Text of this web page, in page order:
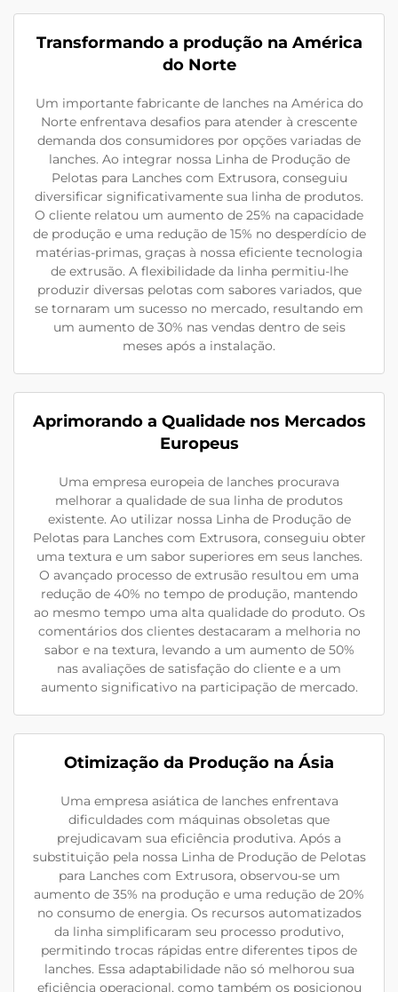
Transformando a produção na América
do Norte
Um importante fabricante de lanches na América do
Norte enfrentava desafios para atender à crescente
demanda dos consumidores por opções variadas de
lanches. Ao integrar nossa Linha de Produção de
Pelotas para Lanches com Extrusora, conseguiu
diversificar significativamente sua linha de produtos.
O cliente relatou um aumento de 25% na capacidade
de produção e uma redução de 15% no desperdício de
matérias-primas, graças à nossa eficiente tecnologia
de extrusão. A flexibilidade da linha permitiu-lhe
produzir diversas pelotas com sabores variados, que
se tornaram um sucesso no mercado, resultando em
um aumento de 30% nas vendas dentro de seis
meses após a instalação.
Aprimorando a Qualidade nos Mercados
Europeus
Uma empresa europeia de lanches procurava
melhorar a qualidade de sua linha de produtos
existente. Ao utilizar nossa Linha de Produção de
Pelotas para Lanches com Extrusora, conseguiu obter
uma textura e um sabor superiores em seus lanches.
O avançado processo de extrusão resultou em uma
redução de 40% no tempo de produção, mantendo
ao mesmo tempo uma alta qualidade do produto. Os
comentários dos clientes destacaram a melhoria no
sabor e na textura, levando a um aumento de 50%
nas avaliações de satisfação do cliente e a um
aumento significativo na participação de mercado.
Otimização da Produção na Ásia
Uma empresa asiática de lanches enfrentava
dificuldades com máquinas obsoletas que
prejudicavam sua eficiência produtiva. Após a
substituição pela nossa Linha de Produção de Pelotas
para Lanches com Extrusora, observou-se um
aumento de 35% na produção e uma redução de 20%
no consumo de energia. Os recursos automatizados
da linha simplificaram seu processo produtivo,
permitindo trocas rápidas entre diferentes tipos de
lanches. Essa adaptabilidade não só melhorou sua
eficiência operacional, como também os posicionou